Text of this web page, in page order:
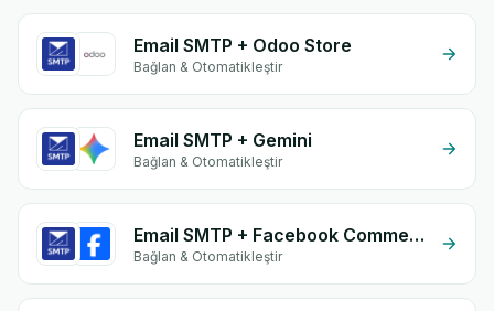
Email SMTP + Odoo Store
Bağlan & Otomatikleştir
Email SMTP + Gemini
Bağlan & Otomatikleştir
Email SMTP + Facebook Comments
Bağlan & Otomatikleştir